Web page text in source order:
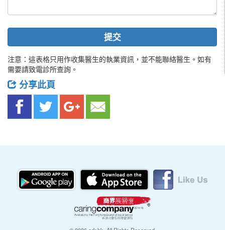
提交
注意：這表格只用作收集醫生的執業資訊，並不能聯絡醫生。如有
需要請致電診所查詢。
分享此頁